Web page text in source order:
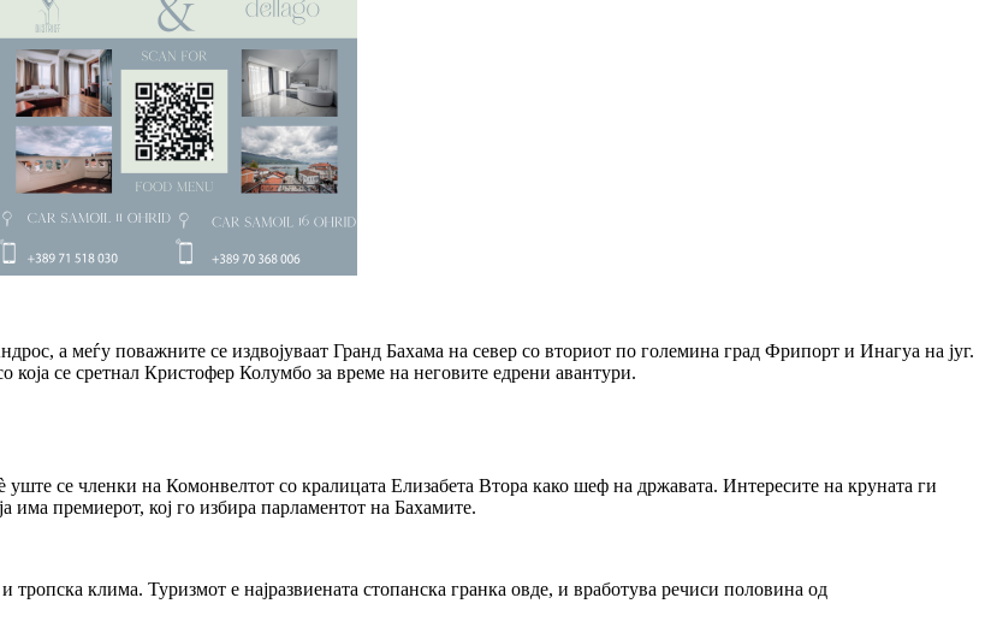
а меѓу поважните се издвојуваат Гранд Бахама на север со вториот по големина град Фрипорт и Инагуа на југ.
која се сретнал Кристофер Колумбо за време на неговите едрени авантури.
се членки на Комонвелтот со кралицата Елизабета Втора како шеф на државата. Интересите на круната ги
има премиерот, кој го избира парламентот на Бахамите.
клима. Туризмот е најразвиената стопанска гранка овде, и вработува речиси половина од